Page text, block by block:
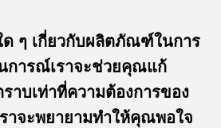
ๆ เกี่ยวกับผลิตภัณฑ์ในการ
การณ์เราจะช่วยคุณแก้
าบเท่าที่ความต้องการของ
าจะพยายามทำให้คุณพอใจ